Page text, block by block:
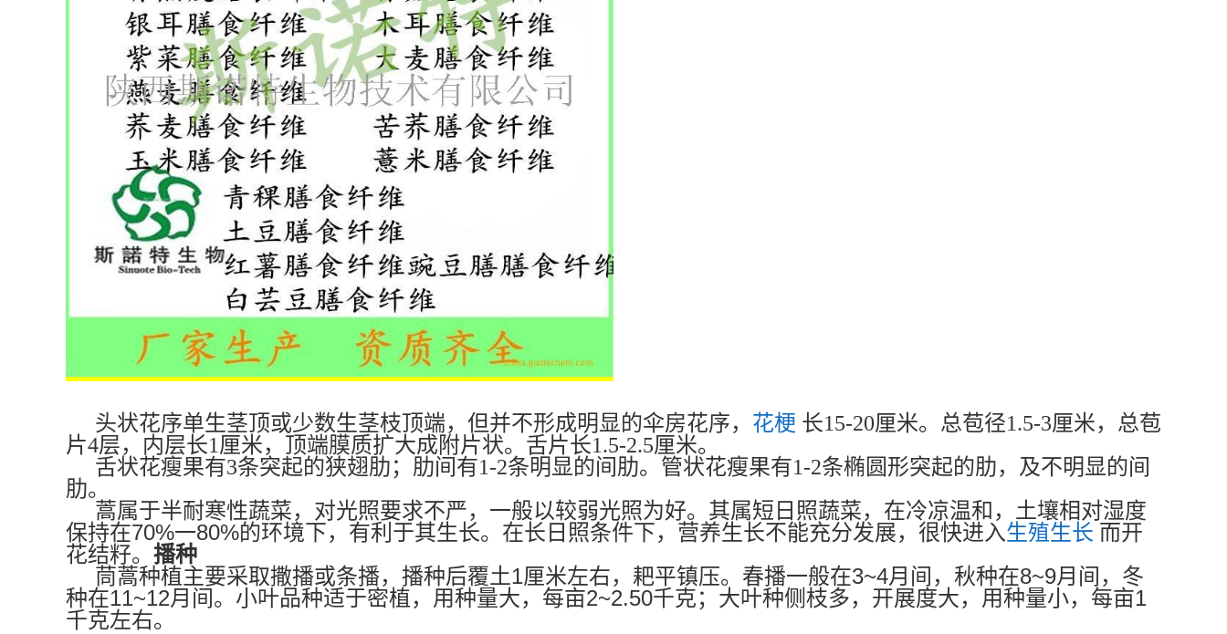
头状花序单生茎顶或少数生茎枝顶端，但并不形成明显的伞房花序， 花梗 长15-20厘米。总苞径1.5-3厘米，总苞
片4层，内层长1厘米，顶端膜质扩大成附片状。舌片长1.5-2.5厘米。
舌状花瘦果有3条突起的狭翅肋；肋间有1-2条明显的间肋。管状花瘦果有1-2条椭圆形突起的肋，及不明显的间
肋。
蒿属于半耐寒性蔬菜，对光照要求不严，一般以较弱光照为好。其属短日照蔬菜，在冷凉温和，土壤相对湿度
保持在70%一80%的环境下，有利于其生长。在长日照条件下，营养生长不能充分发展，很快进入生殖生长 而开
花结籽。 播种
茼蒿种植主要采取撒播或条播，播种后覆土1厘米左右，耙平镇压。春播一般在3~4月间，秋种在8~9月间，冬
种在11~12月间。小叶品种适于密植，用种量大，每亩2~2.50千克；大叶种侧枝多，开展度大，用种量小，每亩1
千克左右。